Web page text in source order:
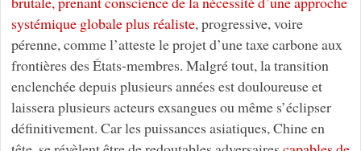
systémique globale plus réaliste, progressive, voire
pérenne, comme l’atteste le projet d’une taxe carbone aux
frontières des États-membres. Malgré tout, la transition
enclenchée depuis plusieurs années est douloureuse et
laissera plusieurs acteurs exsangues ou même s’éclipser
définitivement. Car les puissances asiatiques, Chine en